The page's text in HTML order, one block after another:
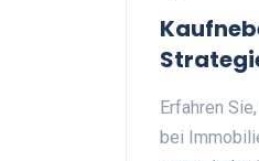
Erfahren
bei